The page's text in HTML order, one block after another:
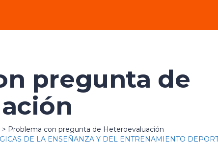
pregunta de
> Problema con pregunta de Heteroevaluación
DE LA ENSEÑANZA Y DEL ENTRENAMIENTO